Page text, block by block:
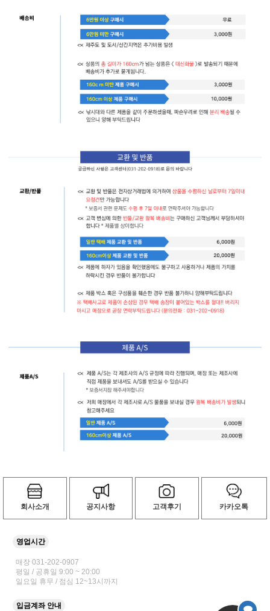
회사소개 공지사항 고객후기 카카오톡
영업시간
매장 031-202-0907
평일 / 공휴일 9:00 ~ 20:00
일요일 휴무 / 점심 12~13시까지
입금계좌 안내